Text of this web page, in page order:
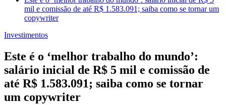
mil e comissão de até R$ 1.583.091; saiba como se tornar um
copywriter
Investimentos
Este é o ‘melhor trabalho do mundo’:
salário inicial de R$ 5 mil e comissão de
até R$ 1.583.091; saiba como se tornar
um copywriter